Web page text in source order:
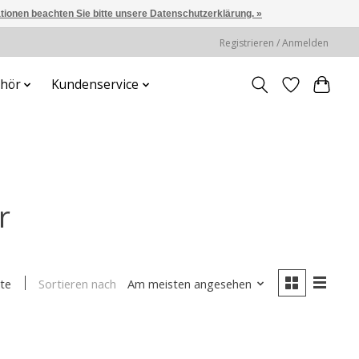
Registrieren / Anmelden
Kundenservice
Sortieren nach Am meisten angesehen
beachten Sie bitte unsere Datenschutzerklärung. »